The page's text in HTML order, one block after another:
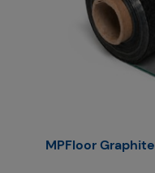
MPFloor Graphite